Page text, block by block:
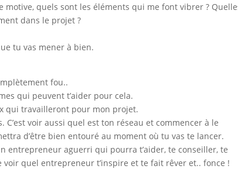
motive, quels sont les éléments qui me font vibrer ?
dans le projet ?
tu vas mener à bien.
fou..
qui peuvent t’aider pour cela.
qui travailleront pour mon projet.
voir aussi quel est ton réseau et commencer à le
d’être bien entouré au moment où tu vas te lancer.
entrepreneur aguerri qui pourra t’aider, te conseiller, te
quel entrepreneur t’inspire et te fait rêver et.. fonce !